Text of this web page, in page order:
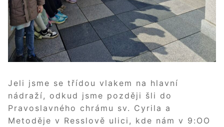
Jeli jsme se třídou vlakem na hlavní
nádraží, odkud jsme později šli do
Pravoslavného chrámu sv. Cyrila a
Metoděje v Resslově ulici, kde nám v 9:OO